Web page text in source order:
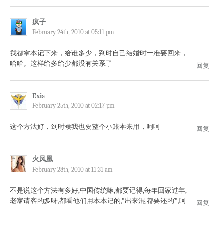
疯子
February 24th, 2010 at 05:11 pm
我都拿本记下来，给谁多少，到时自己结婚时一准要回来，
哈哈。这样给多给少都没有关系了
回复
Exia
February 25th, 2010 at 02:17 pm
这个方法好，到时候我也要整个小账本来用，呵呵~ 回复
火凤凰
February 28th, 2010 at 11:31 am
不是说这个方法有多好,中国传统嘛,都要记得,每年回家过年,
老家请客的多呀,都看他们用本本记的,"出来混,都要还的`",呵
回复